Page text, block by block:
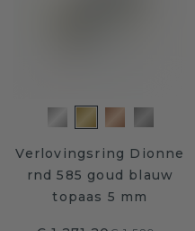
Verlovingsring Dionne
rnd 585 goud blauw
topaas 5 mm